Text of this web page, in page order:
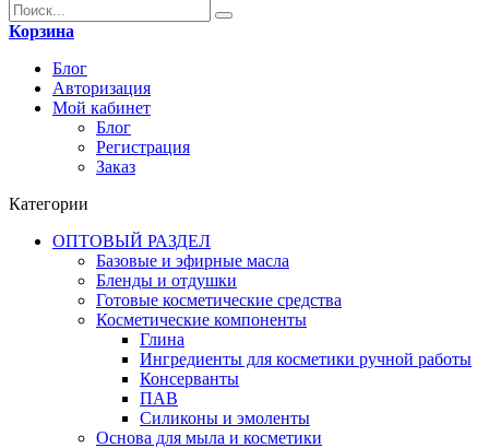
Корзина
Блог
Авторизация
Мой кабинет
Блог
Регистрация
Заказ
Категории
ОПТОВЫЙ РАЗДЕЛ
Базовые и эфирные масла
Бленды и отдушки
Готовые косметические средства
Косметические компоненты
Глина
Ингредиенты для косметики ручной работы
Консерванты
ПАВ
Силиконы и эмоленты
Основа для мыла и косметики